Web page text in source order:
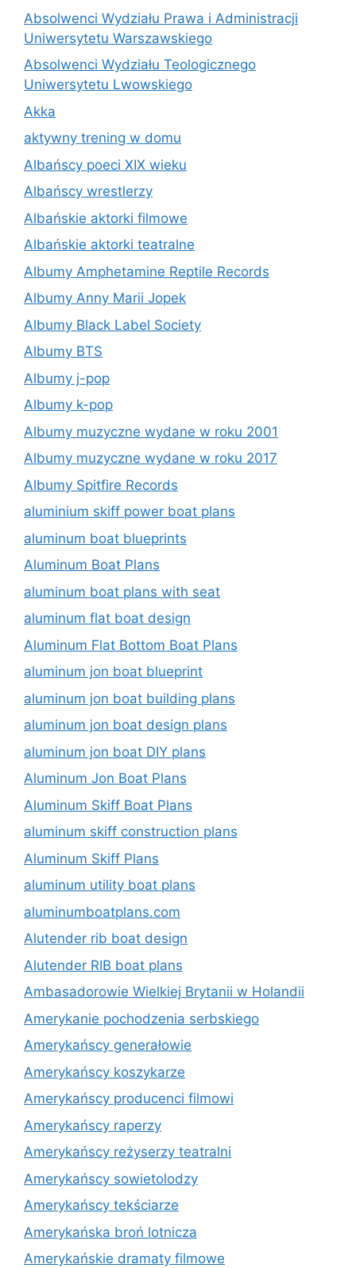
Absolwenci Wydziału Prawa i Administracji
Uniwersytetu Warszawskiego
Absolwenci Wydziału Teologicznego
Uniwersytetu Lwowskiego
Akka
aktywny trening w domu
Albańscy poeci XIX wieku
Albańscy wrestlerzy
Albańskie aktorki filmowe
Albańskie aktorki teatralne
Albumy Amphetamine Reptile Records
Albumy Anny Marii Jopek
Albumy Black Label Society
Albumy BTS
Albumy j-pop
Albumy k-pop
Albumy muzyczne wydane w roku 2001
Albumy muzyczne wydane w roku 2017
Albumy Spitfire Records
aluminium skiff power boat plans
aluminum boat blueprints
Aluminum Boat Plans
aluminum boat plans with seat
aluminum flat boat design
Aluminum Flat Bottom Boat Plans
aluminum jon boat blueprint
aluminum jon boat building plans
aluminum jon boat design plans
aluminum jon boat DIY plans
Aluminum Jon Boat Plans
Aluminum Skiff Boat Plans
aluminum skiff construction plans
Aluminum Skiff Plans
aluminum utility boat plans
aluminumboatplans.com
Alutender rib boat design
Alutender RIB boat plans
Ambasadorowie Wielkiej Brytanii w Holandii
Amerykanie pochodzenia serbskiego
Amerykańscy generałowie
Amerykańscy koszykarze
Amerykańscy producenci filmowi
Amerykańscy raperzy
Amerykańscy reżyserzy teatralni
Amerykańscy sowietolodzy
Amerykańscy tekściarze
Amerykańska broń lotnicza
Amerykańskie dramaty filmowe